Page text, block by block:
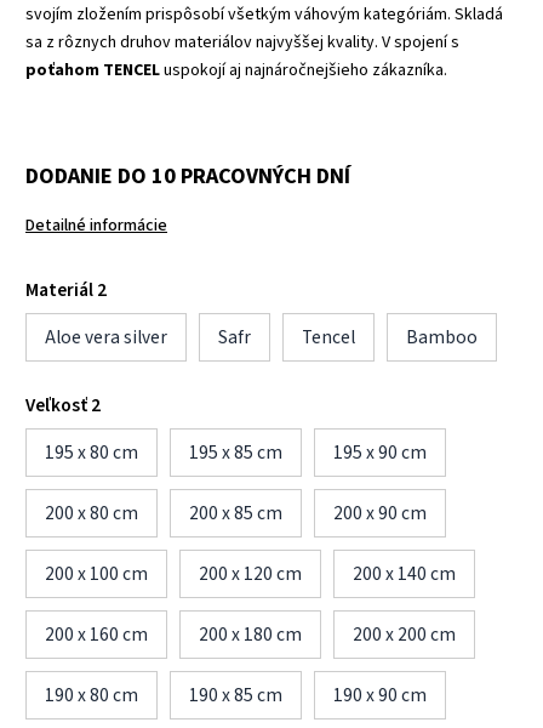
svojím zložením prispôsobí všetkým váhovým kategóriám. Skladá
sa z rôznych druhov materiálov najvyššej kvality. V spojení s
poťahom TENCELuspokojí aj najnáročnejšieho zákazníka.
DODANIE DO 10 PRACOVNÝCH DNÍ
Detailné informácie
Materiál 2
Aloe vera silver
Safr Tencel Bamboo
Veľkosť 2
195 x 80 cm
195 x 85 cm 195 x 90 cm
200 x 80 cm 200 x 85 cm 200 x 90 cm
200 x 100 cm 200 x 120 cm 200 x 140 cm
200 x 160 cm 200 x 180 cm 200 x 200 cm
190 x 80 cm 190 x 85 cm 190 x 90 cm